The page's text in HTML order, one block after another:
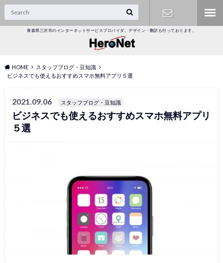
青森県三沢市のインターネットサービスプロバイダ。デザイン・翻訳も行っております。
HOME
スタッフブログ・豆知識
ビジネスでも使えるおすすめスマホ無料アプリ５選
2021.09.06 スタッフブログ・豆知識
ビジネスでも使えるおすすめスマホ無料アプリ
５選